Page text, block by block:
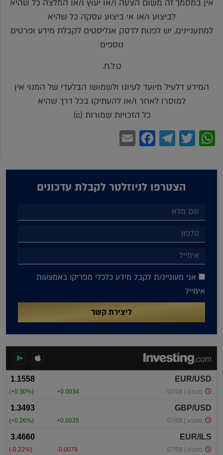
אין במסמך זה משום הצעה ו/או יעוץ ו/או המלצה כל שהיא
לביצוע ו/או אי ביצוע עסקה כל שהיא
למתעניינים, יש לפנות לדסק אנליסטים לקבלת מידע ופרטים
נוספים
ט.ל.ח.
המידע דלעיל מיועד לעיונו ולשמושו הבלעדי של המנוי אין
למוסרו לאחר ו/או להעתיקו בכל דרך שהיא
כל הזכויות שמורות (c)
WhatsApp
Twitter
Telegram
Facebook
הצטרפו לניוזלטר לקבלת עדכונים
אני מעוניינ/ת לקבל מידע כלכלי מפריקו באמצעות
אימייל
ליצירת קשר